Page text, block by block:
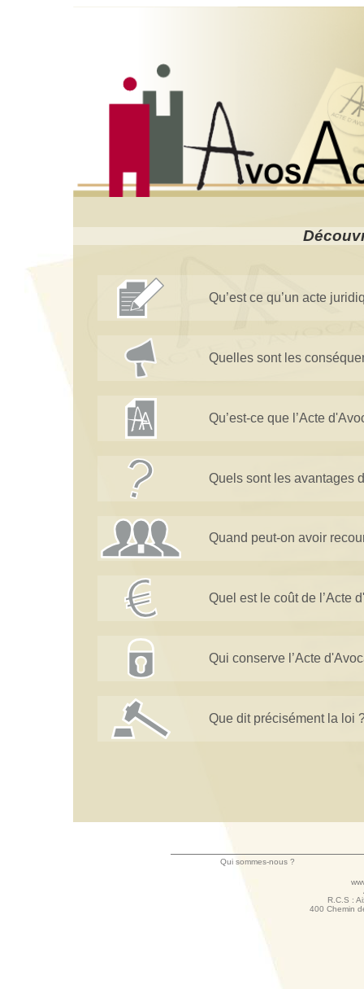
Qu’est ce qu’un acte
Quelles sont les
Qu’est-ce que l’Acte
Quels sont les avantages
Quand peut-on avoir
Quel est le coût de l’Acte
Qui conserve l’Acte
Que dit précisément la loi
Qui sommes-nous ?
R.C.S :
400 Chemin